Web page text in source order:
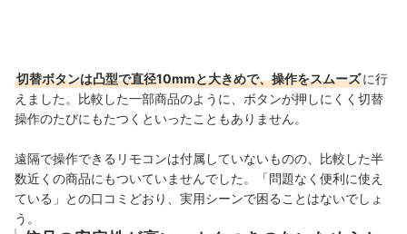
切替ボタンは凸型で直径10mmと大きめで、操作をスムーズに行
えました。比較した一部商品のように、ボタンが押しにくく 切替
操作のたびにもたつくといったこともありません。
遠隔で操作できるリモコンは付属していないものの、比較した半
数近くの商品にもついていませんでした。
「問題なく便利に使え
ている」との口コミどおり、 実用シーンで困ることはないでしょ
う。